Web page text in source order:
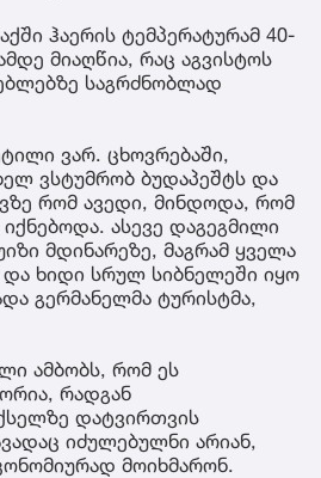
ჰაერის ტემპერატურამ 40-
მიაღწია, რაც აგვისტოს
საგრძნობლად
ვარ. ცხოვრებაში,
ვსტუმრობ ბუდაპეშტს და
რომ ავედი, მინდოდა, რომ
ასევე დაგეგმილი
მდინარეზე, მაგრამ ყველა
და ხიდი სრულ სიბნელეში იყო
გერმანელმა ტურისტმა,
ამბობს, რომ ეს
რადგან
დატვირთვის
იძულებულნი არიან,
მოიხმარონ.